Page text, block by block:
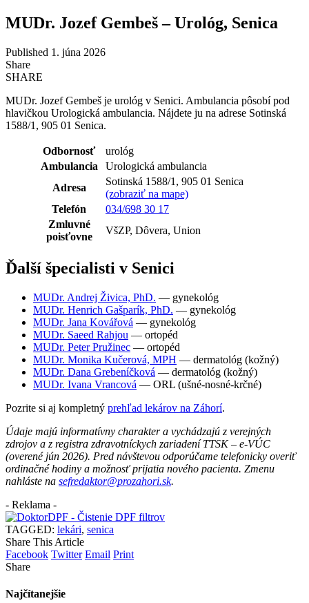
MUDr. Jozef Gembeš – Urológ, Senica
Published 1. júna 2026
Share
SHARE
MUDr. Jozef Gembeš je urológ v Senici. Ambulancia pôsobí pod
hlavičkou Urologická ambulancia. Nájdete ju na adrese Sotinská
1588/1, 905 01 Senica.
Odbornosť
urológ
Ambulancia
Urologická ambulancia
Adresa
Sotinská 1588/1, 905 01 Senica
(zobraziť na mape)
Telefón
034/698 30 17
Zmluvné
poisťovne
VšZP, Dôvera, Union
Ďalší špecialisti v Senici
MUDr. Andrej Živica, PhD. — gynekológ
MUDr. Henrich Gašparík, PhD. — gynekológ
MUDr. Jana Kovářová — gynekológ
MUDr. Saeed Rahjou — ortopéd
MUDr. Peter Pružinec — ortopéd
MUDr. Monika Kučerová, MPH — dermatológ (kožný)
MUDr. Dana Grebeníčková — dermatológ (kožný)
MUDr. Ivana Vrancová — ORL (ušné-nosné-krčné)
Pozrite si aj kompletný prehľad lekárov na Záhorí.
Údaje majú informatívny charakter a vychádzajú z verejných
zdrojov a z registra zdravotníckych zariadení TTSK – e-VÚC
(overené jún 2026). Pred návštevou odporúčame telefonicky overiť
ordinačné hodiny a možnosť prijatia nového pacienta. Zmenu
nahláste na sefredaktor@prozahori.sk.
- Reklama -
TAGGED: lekári, senica
Share This Article
Facebook Twitter Email Print
Share
Najčítanejšie